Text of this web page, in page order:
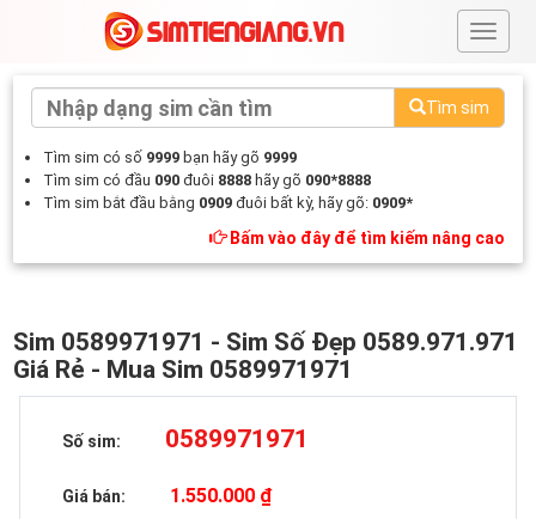
#
Tìm sim
Tìm sim có số 9999 bạn hãy gõ 9999
Tìm sim có đầu 090 đuôi 8888 hãy gõ 090*8888
Tìm sim bắt đầu bằng 0909 đuôi bất kỳ, hãy gõ: 0909*
Bấm vào đây để tìm kiếm nâng cao
Sim 0589971971 - Sim Số Đẹp 0589.971.971
Giá Rẻ - Mua Sim 0589971971
Số sim: 0589971971
Giá bán: 1.550.000 ₫